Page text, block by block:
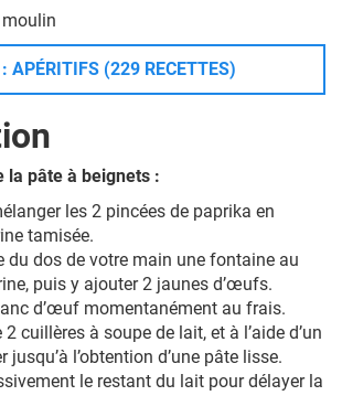
APÉRITIFS (229 RECETTES)
la pâte à beignets :
les 2 pincées de paprika en
tamisée.
du dos de votre main une fontaine au
puis y ajouter 2 jaunes d’œufs.
d’œuf momentanément au frais.
cuillères à soupe de lait, et à l’aide d’un
jusqu’à l’obtention d’une pâte lisse.
le restant du lait pour délayer la